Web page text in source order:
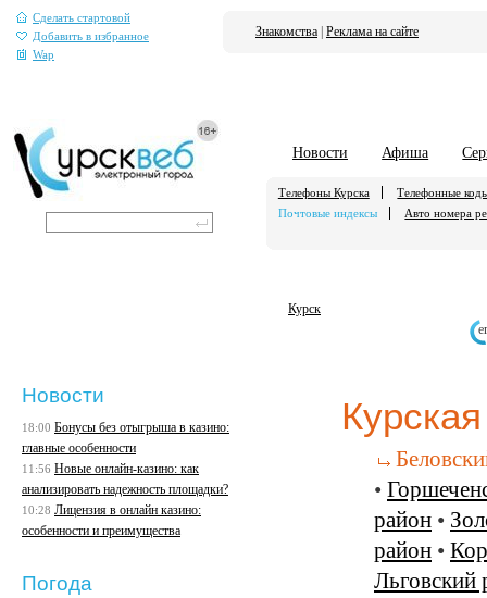
Сделать стартовой
Добавить в избранное
Wap
Знакомства Реклама на сайте
Новости Афиша
Телефоны Курска
Телефонные
Почтовые индексы
Авто номера
Курск
•
район •
район •
Льговский
Новости
18:00 Бонусы без отыгрыша в казино:
главные особенности
11:56 Новые онлайн-казино: как
анализировать надежность площадки?
10:28 Лицензия в онлайн казино:
особенности и преимущества
Погода